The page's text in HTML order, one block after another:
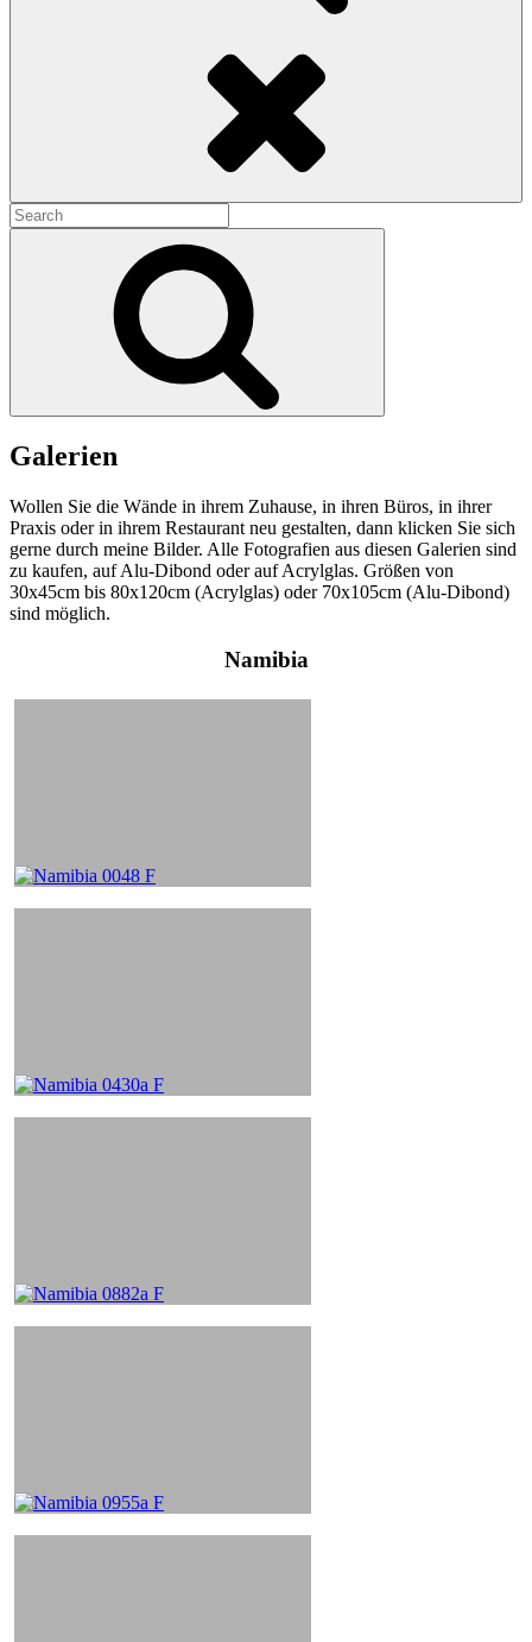
Search
for:
Galerien
Wollen Sie die Wände in ihrem Zuhause, in ihren Büros, in ihrer
Praxis oder in ihrem Restaurant neu gestalten, dann klicken Sie sich
gerne durch meine Bilder. Alle Fotografien aus diesen Galerien sind
zu kaufen, auf Alu-Dibond oder auf Acrylglas. Größen von
30x45cm bis 80x120cm (Acrylglas) oder 70x105cm (Alu-Dibond)
sind möglich.
Namibia